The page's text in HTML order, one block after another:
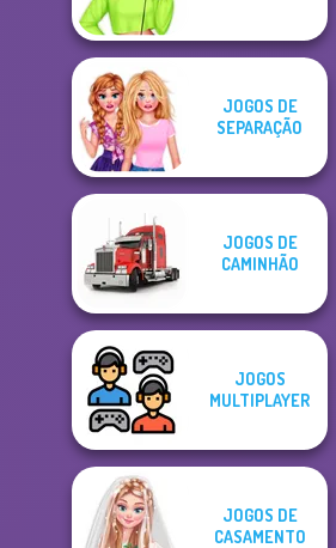
JOGOS DE
SEPARAÇÃO
JOGOS DE
CAMINHÃO
JOGOS
MULTIPLAYER
JOGOS DE
CASAMENTO